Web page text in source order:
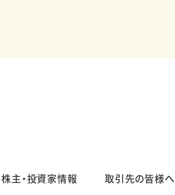
株主・投資家情報
取引先の皆様へ